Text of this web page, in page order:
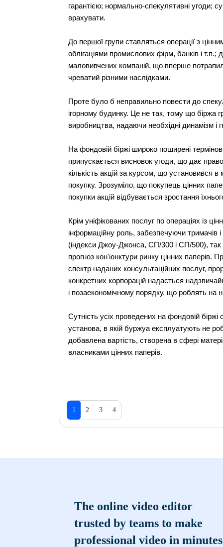
гарантією; нормально-спекулятивні угоди;
врахувати.
До першої групи ставляться операції з
облігаціями промислових фірм, банків і т.п.;
маловивчених компаній, що вперше
чреватий різними наслідками.
Проте було б неправильно повести до
ігорному будинку. Це не так, тому що біржа
виробництва, надаючи необхідні динамізм і
На фондовій біржі широко поширені
припускається висновок угоди, що дає
кількість акцій за курсом, що
покупку. Зрозуміло, що покупець цінних
покупки акцій відбувається зростання
Крім уніфікованих послуг по операціях із
інформаційну роль, забезпечуючи тримачів
(індекси Джоу-Джонса, СП/300 і СП/500), так
прогноз кон'юнктури ринку цінних паперів.
спектр наданих консультаційних послуг,
конкретних корпорацій надається
і позаекономічному порядку, що роблять на
Сутність усіх проведених на фондовій
установа, в якій буржуа експлуатують не
добавлена вартість, створена в сфері
власниками цінних паперів.
1 2 3 4
The online video editor
trusted by teams to make
professional video in minutes